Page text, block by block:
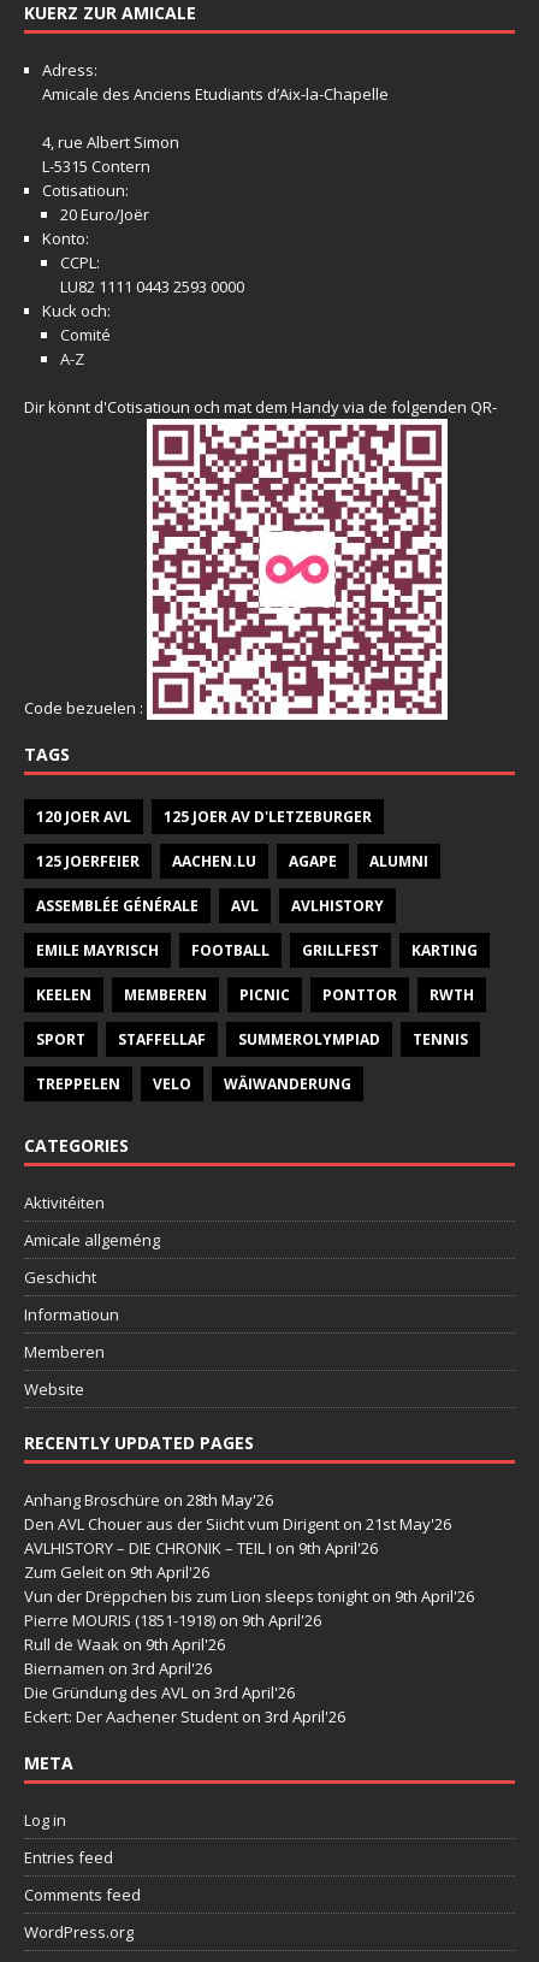
KUERZ ZUR AMICALE
Adress:
Amicale des Anciens Etudiants d’Aix-la-Chapelle
4, rue Albert Simon
L-5315 Contern
Cotisatioun:
20 Euro/Joër
Konto:
CCPL:
LU82 1111 0443 2593 0000
Kuck och:
Comité
A-Z
Dir könnt d'Cotisatioun och mat dem Handy via de folgenden QR-
Code bezuelen :
TAGS
120 JOER AVL 125 JOER AV D'LETZEBURGER
125 JOERFEIER AACHEN.LU AGAPE ALUMNI
ASSEMBLÉE GÉNÉRALE AVL AVLHISTORY
EMILE MAYRISCH FOOTBALL GRILLFEST KARTING
KEELEN MEMBEREN PICNIC PONTTOR RWTH
SPORT STAFFELLAF SUMMEROLYMPIAD TENNIS
TREPPELEN VELO WÄIWANDERUNG
CATEGORIES
Aktivitéiten
Amicale allgeméng
Geschicht
Informatioun
Memberen
Website
RECENTLY UPDATED PAGES
Anhang Broschüre on 28th May'26
Den AVL Chouer aus der Siicht vum Dirigent on 21st May'26
AVLHISTORY – DIE CHRONIK – TEIL I on 9th April'26
Zum Geleit on 9th April'26
Vun der Drëppchen bis zum Lion sleeps tonight on 9th April'26
Pierre MOURIS (1851-1918) on 9th April'26
Rull de Waak on 9th April'26
Biernamen on 3rd April'26
Die Gründung des AVL on 3rd April'26
Eckert: Der Aachener Student on 3rd April'26
META
Log in
Entries feed
Comments feed
WordPress.org